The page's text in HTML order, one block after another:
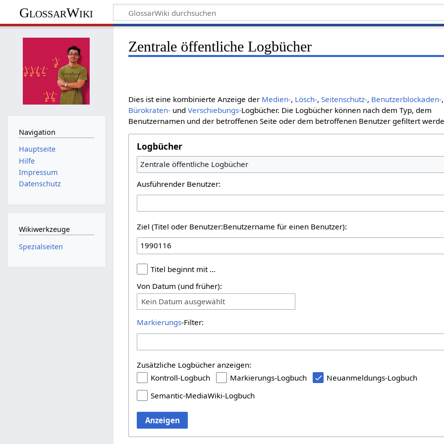
GlossarWiki
Zentrale öffentliche Logbücher
Dies ist eine kombinierte Anzeige der Medien-, Lösch-,Seitenschutz-, Benutzerblockaden-,
Bürokraten- undVerschiebungs-Logbücher. Die Logbücher können nach dem Typ, dem
Benutzernamen und der betroffenen Seite oder dem betroffenen Benutzer gefiltert
Logbücher
Zentrale öffentliche Logbücher
Ausführender Benutzer:
Ziel (Titel oder Benutzer:Benutzername für einen Benutzer):
Titel beginnt mit …
Von Datum (und früher):
Kein Datum ausgewählt
Markierungs-Filter:
Zusätzliche Logbücher anzeigen:
Kontroll-Logbuch
Markierungs-Logbuch
Neuanmeldungs-Logbuch
Semantic-MediaWiki-Logbuch
Anzeigen
Navigation
Hauptseite
Hilfe
Impressum
Datenschutz
Wikiwerkzeuge
Spezialseiten